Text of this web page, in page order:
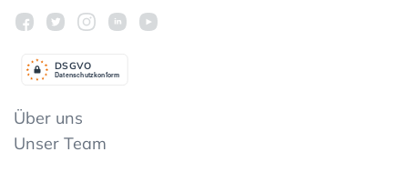
Datenschutzkonform
DSGVO
Über uns
Unser Team